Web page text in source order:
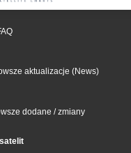
aktualizacje (News)
dodane / zmiany